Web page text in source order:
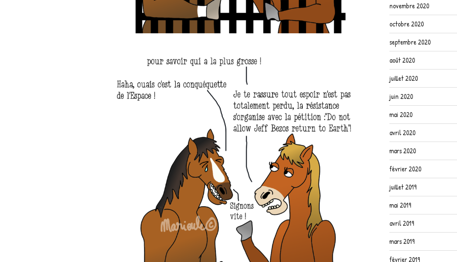
novembre 2020
octobre 2020
septembre 2020
août 2020
juillet 2020
juin 2020
mai 2020
avril 2020
mars 2020
février 2020
juillet 2019
mai 2019
avril 2019
mars 2019
février 2019